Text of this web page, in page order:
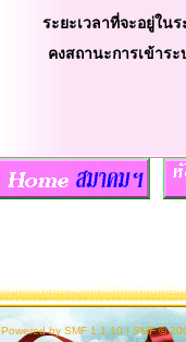
ระยะเวลาที่จะอยู่ใน
คงสถานะการเข้าร
Powered by SMF 1.1.10 | SMF ©